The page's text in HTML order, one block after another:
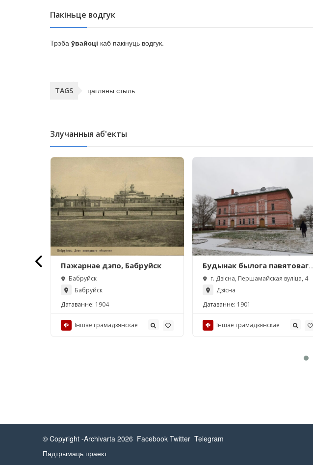
Пакіньце водгук
Трэба ўвайсці каб пакінуць водгук.
TAGS цагляны стыль
Злучанныя аб'екты
Пажарнае дэпо, Бабруйск
Бабруйск
Бабруйск
Датаванне: 1904
Іншае грамадзянcкае
Будынак былога павятовага
аддзялення
Папячыцельства аб
цвярозасці
г. Дзісна, Першамайская вуліца, 4
Дзісна
Датаванне: 1901
Іншае грамадзянcкае
© Copyright -Archivarta 2026 Facebook Twitter Telegram
Падтрымаць праект